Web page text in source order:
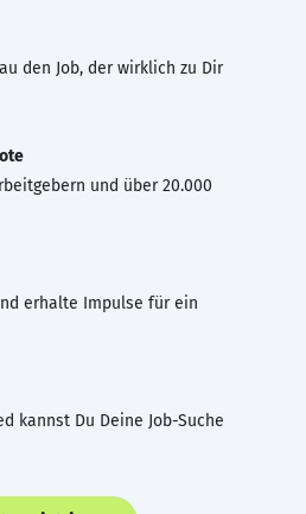
den Job, der wirklich zu Dir
und über 20.000
erhalte Impulse für ein
kannst Du Deine Job-Suche